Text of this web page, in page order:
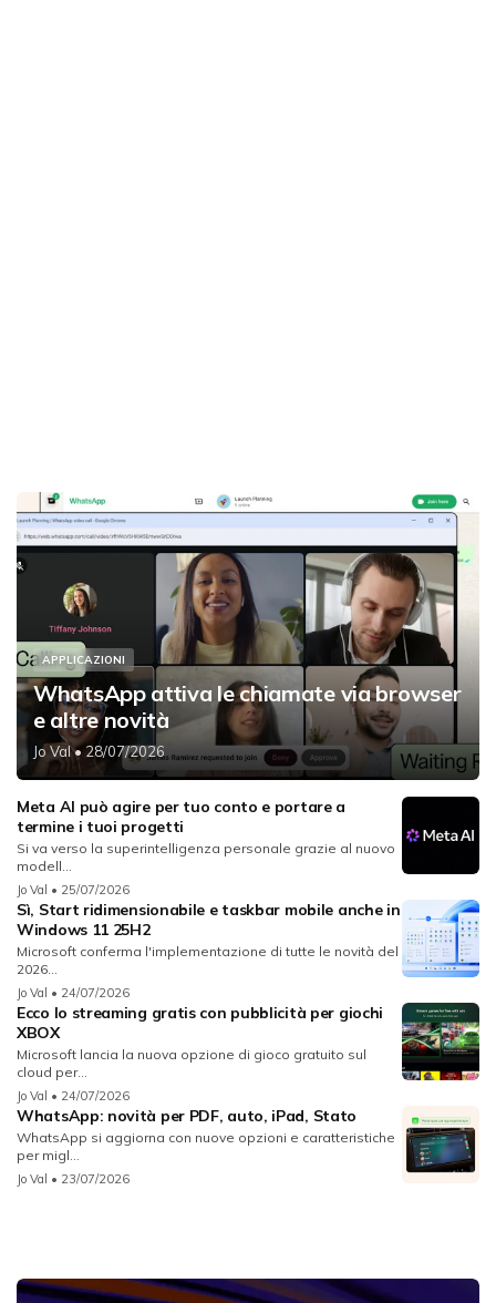
APPLICAZIONI
WhatsApp attiva le chiamate via browser
e altre novità
Jo Val• 28/07/2026
Meta AI può agire per tuo conto e portare a
termine i tuoi progetti
Si va verso la superintelligenza personale grazie al nuovo
modell...
Jo Val • 25/07/2026
Sì, Start ridimensionabile e taskbar mobile anche in
Windows 11 25H2
Microsoft conferma l'implementazione di tutte le novità del
2026...
Jo Val • 24/07/2026
Ecco lo streaming gratis con pubblicità per giochi
XBOX
Microsoft lancia la nuova opzione di gioco gratuito sul
cloud per...
Jo Val • 24/07/2026
WhatsApp: novità per PDF, auto, iPad, Stato
WhatsApp si aggiorna con nuove opzioni e caratteristiche
per migl...
Jo Val • 23/07/2026